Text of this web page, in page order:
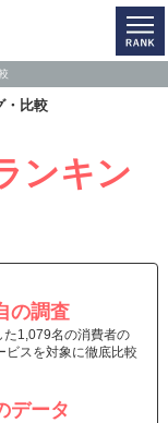
・比較
ンキン
の調査
た1,079名の消費者の
ビスを対象に徹底比較
データ